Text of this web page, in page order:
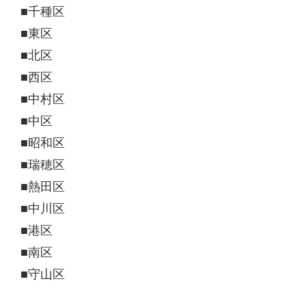
■千種区
■東区
■北区
■西区
■中村区
■中区
■昭和区
■瑞穂区
■熱田区
■中川区
■港区
■南区
■守山区